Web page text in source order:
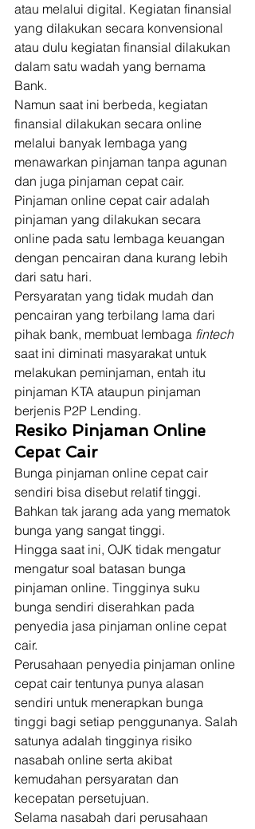
atau melalui digital. Kegiatan finansial
yang dilakukan secara konvensional
atau dulu kegiatan finansial dilakukan
dalam satu wadah yang bernama
Bank.
Namun saat ini berbeda, kegiatan
finansial dilakukan secara online
melalui banyak lembaga yang
menawarkan pinjaman tanpa agunan
dan juga pinjaman cepat cair.
Pinjaman online cepat cair adalah
pinjaman yang dilakukan secara
online pada satu lembaga keuangan
dengan pencairan dana kurang lebih
dari satu hari.
Persyaratan yang tidak mudah dan
pencairan yang terbilang lama dari
pihak bank, membuat lembaga fintech
saat ini diminati masyarakat untuk
melakukan peminjaman, entah itu
pinjaman KTA ataupun pinjaman
berjenis P2P Lending.
Resiko Pinjaman Online
Cepat Cair
Bunga pinjaman online cepat cair
sendiri bisa disebut relatif tinggi.
Bahkan tak jarang ada yang mematok
bunga yang sangat tinggi.
Hingga saat ini, OJK tidak mengatur
mengatur soal batasan bunga
pinjaman online. Tingginya suku
bunga sendiri diserahkan pada
penyedia jasa pinjaman online cepat
cair.
Perusahaan penyedia pinjaman online
cepat cair tentunya punya alasan
sendiri untuk menerapkan bunga
tinggi bagi setiap penggunanya. Salah
satunya adalah tingginya risiko
nasabah online serta akibat
kemudahan persyaratan dan
kecepatan persetujuan.
Selama nasabah dari perusahaan